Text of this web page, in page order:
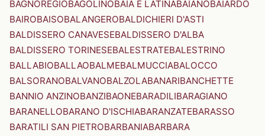
BAGNOREGIOBAGOLINOBAIA E LATINABAIANOBAIARDO
BAIROBAISOBALANGEROBALDICHIERI D'ASTI
BALDISSERO CANAVESEBALDISSERO D'ALBA
BALDISSERO TORINESEBALESTRATEBALESTRINO
BALLABIOBALLAOBALMEBALMUCCIABALOCCO
BALSORANOBALVANOBALZOLABANARIBANCHETTE
BANNIO ANZINOBANZIBAONEBARADILIBARAGIANO
BARANELLOBARANO D'ISCHIABARANZATEBARASSO
BARATILI SAN PIETROBARBANIABARBARA